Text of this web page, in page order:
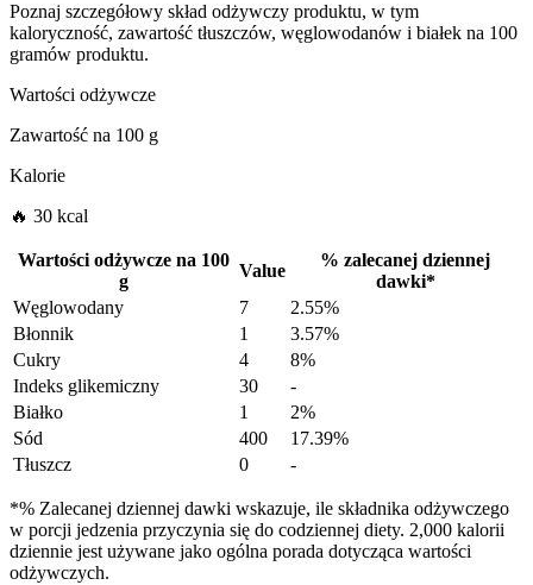
Poznaj szczegółowy skład odżywczy produktu, w tym
kaloryczność, zawartość tłuszczów, węglowodanów i białek na 100
gramów produktu.
Wartości odżywcze
Zawartość na 100 g
Kalorie
🔥 30 kcal
Wartości odżywcze na 100
g
Value
% zalecanej dziennej
dawki*
Węglowodany
7
2.55%
Błonnik
1
3.57%
Cukry
4
8%
Indeks glikemiczny
30
-
Białko
1
2%
Sód
400
17.39%
Tłuszcz
0 -
*% Zalecanej dziennej dawki wskazuje, ile składnika odżywczego
w porcji jedzenia przyczynia się do codziennej diety. 2,000 kalorii
dziennie jest używane jako ogólna porada dotycząca wartości
odżywczych.